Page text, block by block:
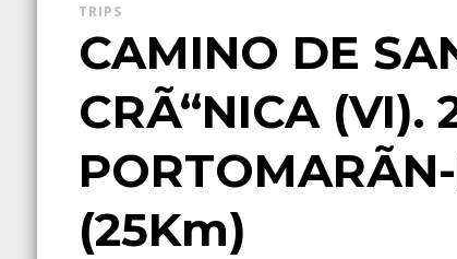
TRIPS
CAMINO DE
CRÃ“NICA (VI).
(25Km)